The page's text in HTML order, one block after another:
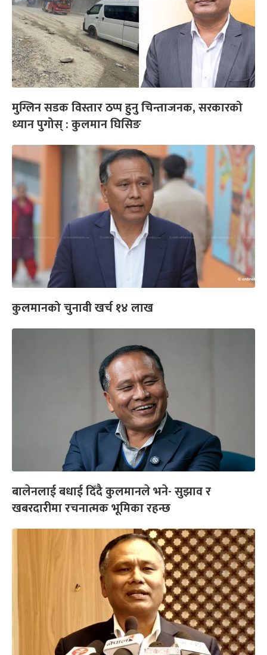
मुग्लिन सडक विस्तार ठप्प हुनु चिन्ताजनक, सरकारको
ध्यान पुगोस् : कुलमान घिसिङ
कुलमानको चुनावी खर्च १४ लाख
बालेनलाई बधाई दिँदै कुलमानले भने- सुझाव र
खबरदारीमा रचनात्मक भूमिका रहन्छ